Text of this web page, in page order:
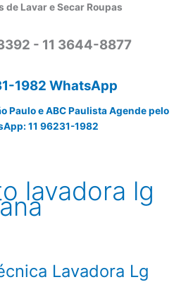
de Lavar e Secar Roupas
- 11 3644-8877
1982 WhatsApp
Paulo e ABC Paulista Agende pelo
11 96231-1982
lavadora lg
Lavadora Lg